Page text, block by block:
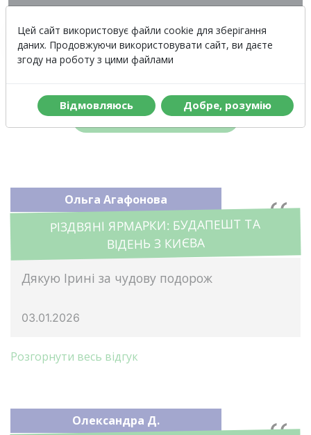
Цей сайт використовує файли cookie для зберігання
даних. Продовжуючи використовувати сайт, ви даєте
згоду на роботу з цими файлами
Вiдмовляюсь Добре, розумiю
Меню Вартість
Залишити відгук
РІЗДВЯНІ ЯРМАРКИ: БУДАПЕШТ ТА
ВІДЕНЬ З КИЄВА
Дякую Ірині за чудову подорож
03.01.2026
Розгорнути весь відгук
Ольга Агафонова
Олександра Д.